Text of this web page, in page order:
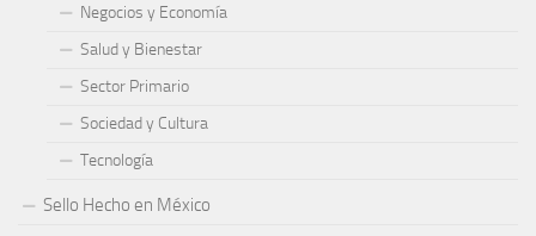
Negocios y Economía
Salud y Bienestar
Sector Primario
Sociedad y Cultura
Tecnología
Sello Hecho en México